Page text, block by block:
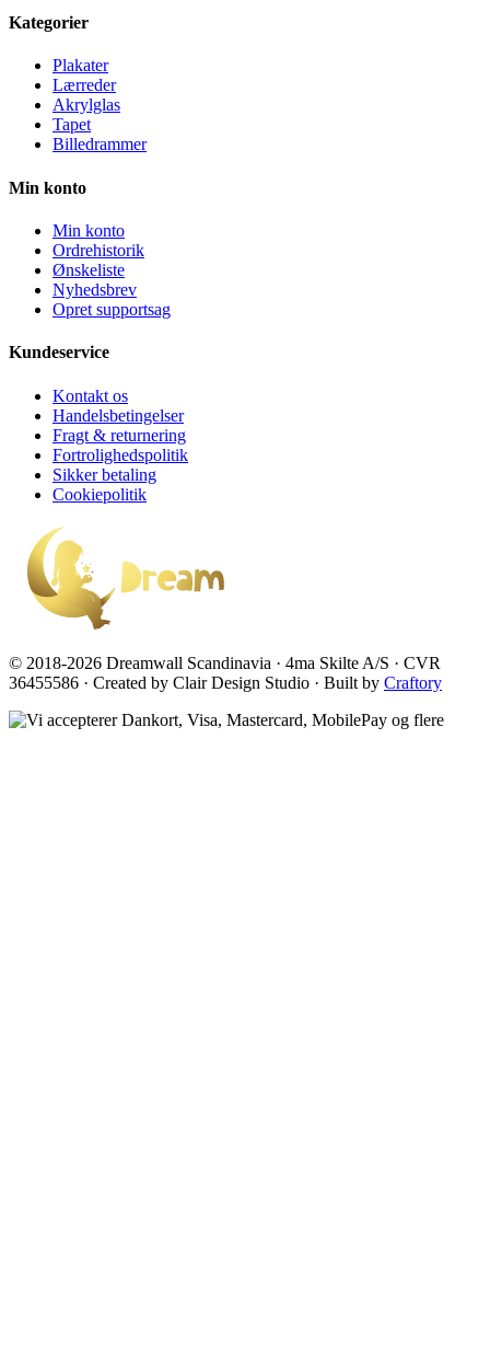
Kategorier
Plakater
Lærreder
Akrylglas
Tapet
Billedrammer
Min konto
Min konto
Ordrehistorik
Ønskeliste
Nyhedsbrev
Opret supportsag
Kundeservice
Kontakt os
Handelsbetingelser
Fragt & returnering
Fortrolighedspolitik
Sikker betaling
Cookiepolitik
© 2018-2026 Dreamwall Scandinavia · 4ma Skilte A/S · CVR
36455586 · Created by Clair Design Studio · Built by Craftory